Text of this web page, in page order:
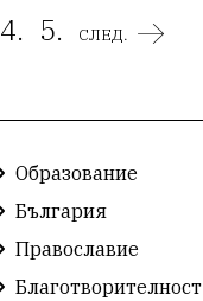
4. 5. СЛЕД.
Образование
България
Православие
Благотворителност